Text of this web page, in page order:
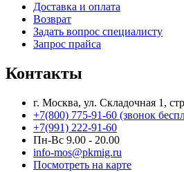
Доставка и оплата
Возврат
Задать вопрос специалисту
Запрос прайса
Контакты
г. Москва, ул. Складочная 1,
+7(800) 775-91-60 (звонок
+7(991) 222-91-60
Пн-Вс 9.00 - 20.00
info-mos@pkmig.ru
Посмотреть на карте